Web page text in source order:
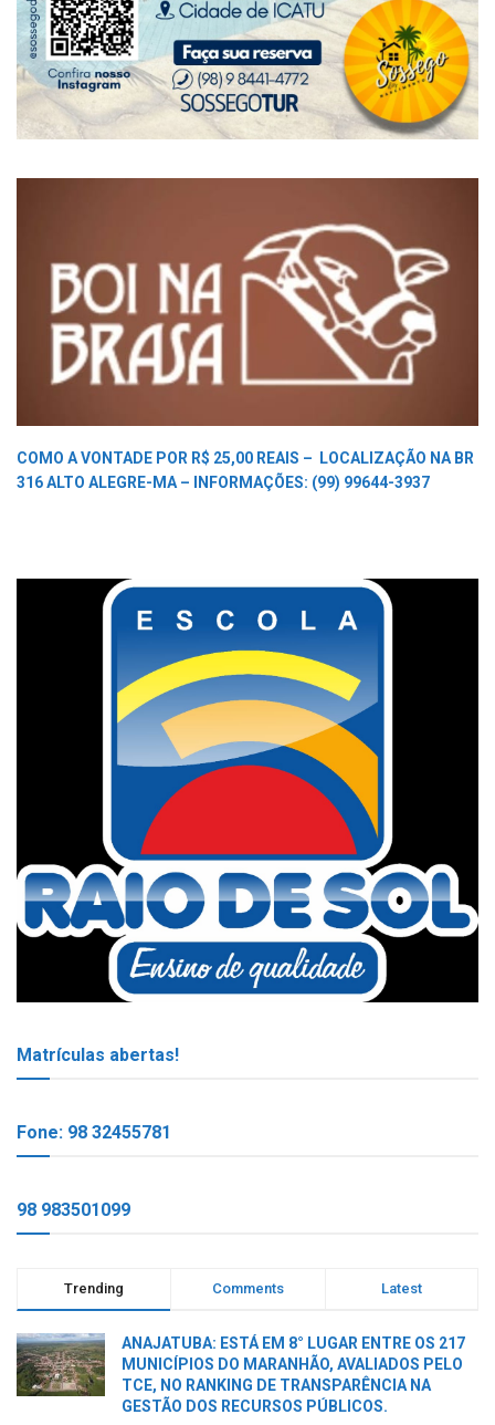
COMO A VONTADE POR R$ 25,00 REAIS – LOCALIZAÇÃO NA BR
316 ALTO ALEGRE-MA – INFORMAÇÕES: (99) 99644-3937
Matrículas abertas!
Fone: 98 32455781
98 983501099
Trending Comments Latest
ANAJATUBA: ESTÁ EM 8° LUGAR ENTRE OS 217
MUNICÍPIOS DO MARANHÃO, AVALIADOS PELO
TCE, NO RANKING DE TRANSPARÊNCIA NA
GESTÃO DOS RECURSOS PÚBLICOS.